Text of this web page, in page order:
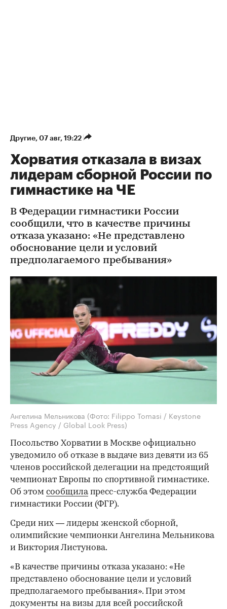
Другие⁠, 07 авг, 19:22
Хорватия отказала в визах
лидерам сборной России по
гимнастике на ЧЕ
В Федерации гимнастики России
сообщили, что в качестве причины
отказа указано: «Не представлено
обоснование цели и условий
предполагаемого пребывания»
Ангелина Мельникова (Фото: Filippo Tomasi / Keystone
Press Agency / Global Look Press)
Посольство Хорватии в Москве официально
уведомило об отказе в выдаче виз девяти из 65
членов российской делегации на предстоящий
чемпионат Европы по спортивной гимнастике.
Об этом сообщилапресс-служба Федерации
гимнастики России (ФГР).
Среди них — лидеры женской сборной,
олимпийские чемпионки Ангелина Мельникова
и Виктория Листунова.
«В качестве причины отказа указано: «Не
представлено обоснование цели и условий
предполагаемого пребывания». При этом
документы на визы для всей российской